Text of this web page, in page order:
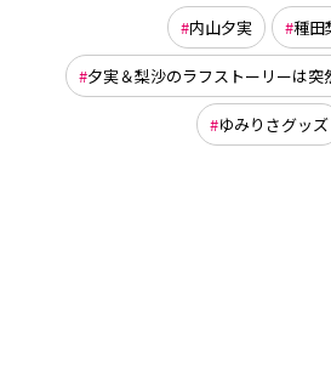
内山夕実 種田
夕実＆梨沙のラフストーリーは突
ゆみりさグッズ